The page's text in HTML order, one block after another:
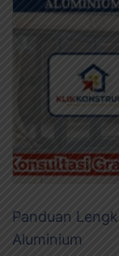
Panduan
Aluminium